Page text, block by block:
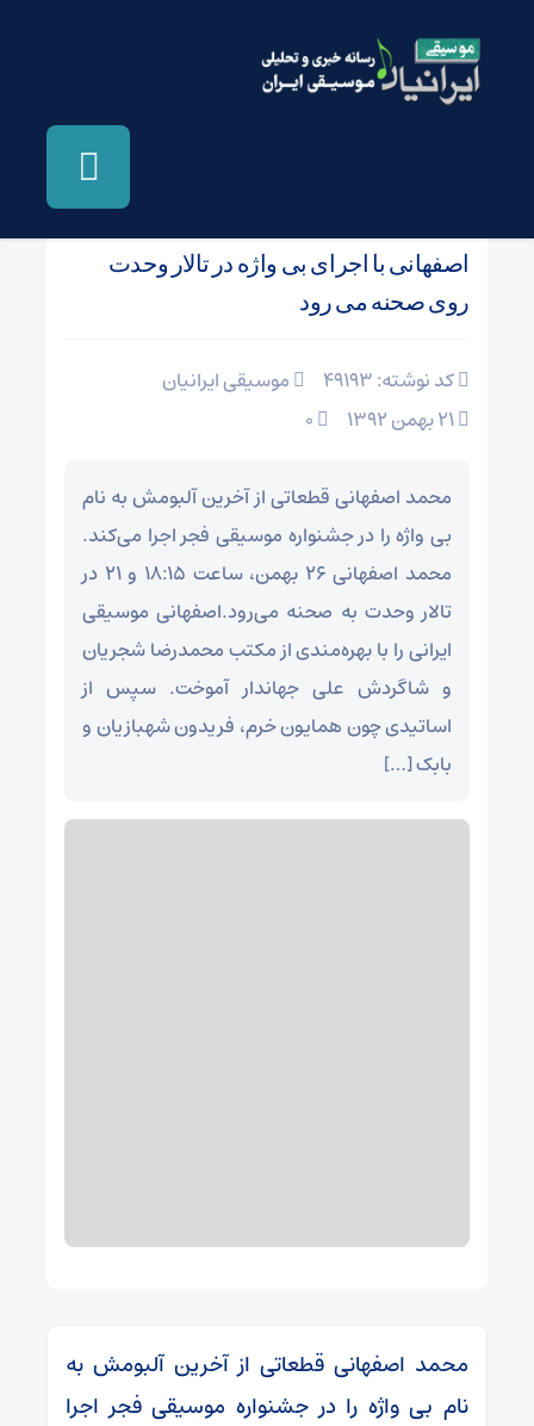
اصفهانی با اجرای بی واژه در تالار وحدت
روی صحنه می رود
کد نوشته: 49193
موسیقی ایرانیان
۰
محمد اصفهانی قطعاتی از آخرین آلبومش به نام
بی واژه را در جشنواره موسیقی فجر اجرا می‌کند.
محمد اصفهانی ۲۶ بهمن، ساعت ۱۸:۱۵ و ۲۱ در
تالار وحدت به صحنه می‌رود.اصفهانی موسیقی
ایرانی را با بهره‌مندی از مکتب محمدرضا شجریان
و شاگردش علی جهاندار آموخت. سپس از
اساتیدی چون همایون خرم، فریدون شهبازیان و
بابک […]
محمد اصفهانی قطعاتی از آخرین آلبومش به
نام بی واژه را در جشنواره موسیقی فجر اجرا